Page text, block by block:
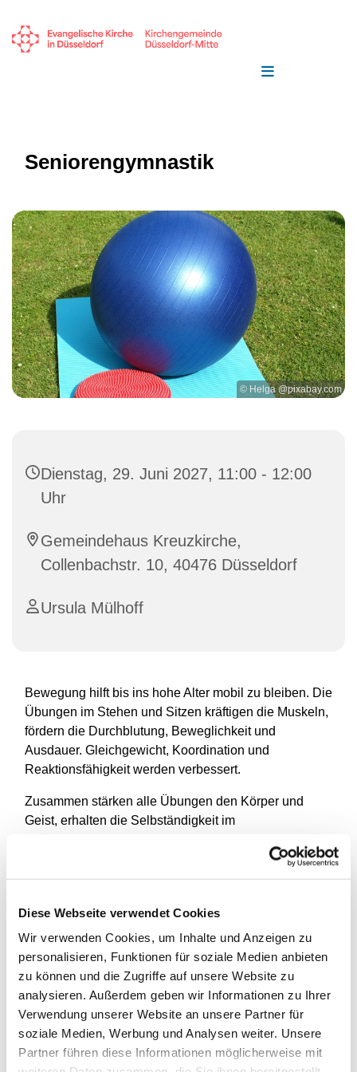
Diese Webseite verwendet Cookies
Wir verwenden Cookies, um Inhalte und Anzeigen zu
personalisieren, Funktionen für soziale Medien anbieten
zu können und die Zugriffe auf unsere Website zu
analysieren. Außerdem geben wir Informationen zu Ihrer
Verwendung unserer Website an unsere Partner für
soziale Medien, Werbung und Analysen weiter. Unsere
Partner führen diese Informationen möglicherweise mit
Seniorengymnastik
© Helga @pixabay.com
Dienstag, 29. Juni 2027, 11:00 - 12:00
Uhr
Gemeindehaus Kreuzkirche,
Collenbachstr. 10, 40476 Düsseldorf
Ursula Mülhoff
Bewegung hilft bis ins hohe Alter mobil zu bleiben. Die
Übungen im Stehen und Sitzen kräftigen die Muskeln,
fördern die Durchblutung, Beweglichkeit und
Ausdauer. Gleichgewicht, Koordination und
Reaktionsfähigkeit werden verbessert.
Zusammen stärken alle Übungen den Körper und
Geist, erhalten die Selbständigkeit im